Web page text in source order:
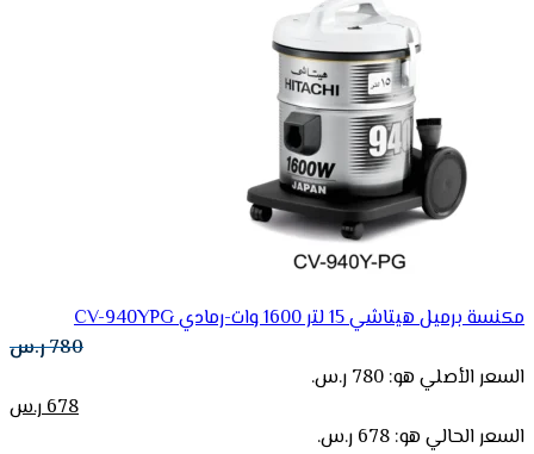
مكنسة برميل هيتاشي 15 لتر 1600 وات-رمادي CV-940YPG
780ر.س
السعر الأصلي هو: 780 ر.س.
678ر.س
السعر الحالي هو: 678 ر.س.